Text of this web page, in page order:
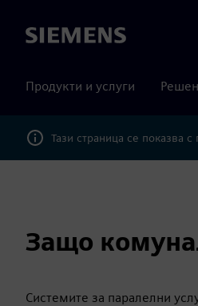
Siemens
Продукти и услуги
Тази страница се показва
Защо
Системите за паралелни